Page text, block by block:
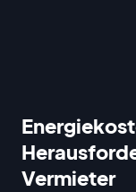
Vermieter